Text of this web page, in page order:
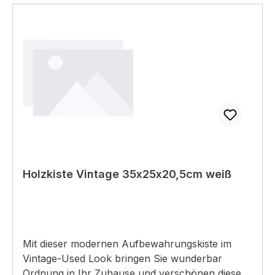
Holzkiste Vintage 35x25x20,5cm weiß
Mit dieser modernen Aufbewahrungskiste im
Vintage-Used Look bringen Sie wunderbar